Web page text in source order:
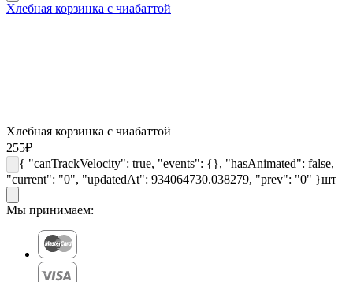
Хлебная корзинка с чиабаттой
Хлебная корзинка с чиабаттой
255₽
{ "canTrackVelocity": true, "events": {}, "hasAnimated": false,
"current": "0", "updatedAt": 934064730.038279, "prev": "0" }шт
Мы принимаем: